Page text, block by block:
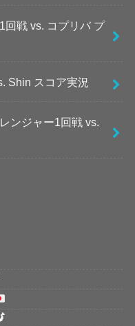
回戦 vs. コプリバ プ
Shin スコア実況
ンジャー1回戦 vs.